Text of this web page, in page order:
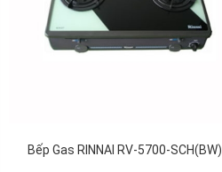
Bếp Gas RINNAI RV-5700-SCH(BW)